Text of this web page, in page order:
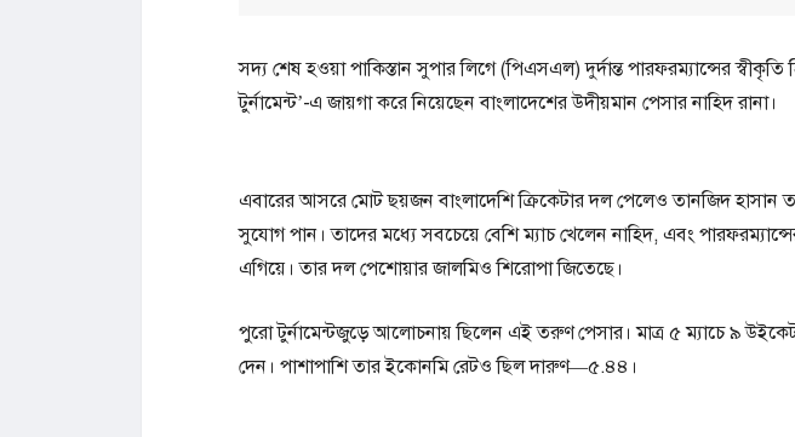
সদ্য শেষ হওয়া পাকিস্তান সুপার লিগে (পিএসএল) দুর্দান্ত পারফরম্যান্সের
টুর্নামেন্ট’-এ জায়গা করে নিয়েছেন বাংলাদেশের উদীয়মান পেসার নাহিদ রানা।
এবারের আসরে মোট ছয়জন বাংলাদেশি ক্রিকেটার দল পেলেও তানজিদ হাসান
সুযোগ পান। তাদের মধ্যে সবচেয়ে বেশি ম্যাচ খেলেন নাহিদ, এবং
এগিয়ে। তার দল পেশোয়ার জালমিও শিরোপা জিতেছে।
পুরো টুর্নামেন্টজুড়ে আলোচনায় ছিলেন এই তরুণ পেসার। মাত্র ৫ ম্যাচে ৯ উইকেট
দেন। পাশাপাশি তার ইকোনমি রেটও ছিল দারুণ—৫.৪৪।